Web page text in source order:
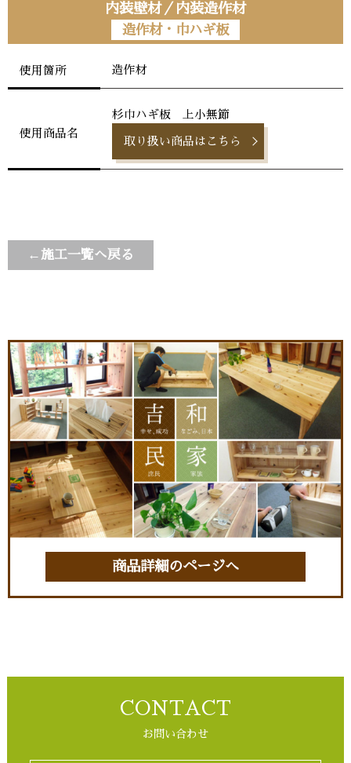
内装壁材／内装造作材
造作材・巾ハギ板
使用箇所 造作材
使用商品名
杉巾ハギ板 上小無節
取り扱い商品はこちら
←施工一覧へ戻る
商品詳細のページへ
CONTACT
お問い合わせ